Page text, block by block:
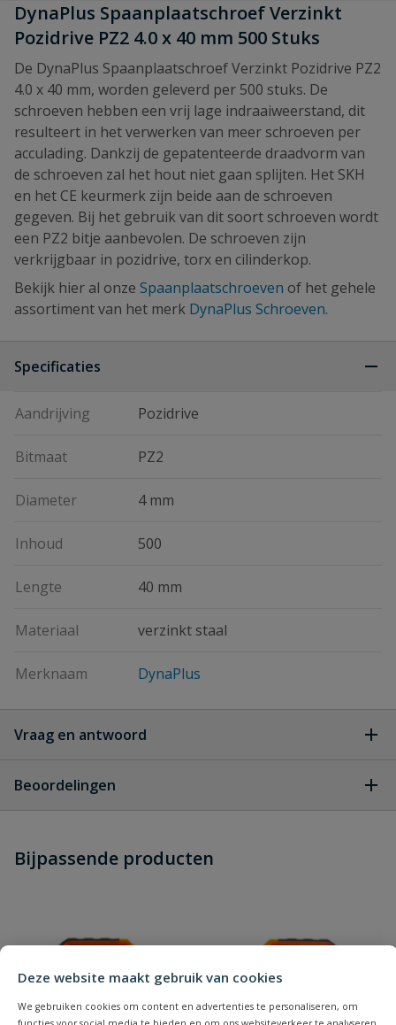
Deze website maakt gebruik van cookies
We gebruiken cookies om content en advertenties te personaliseren, om
DynaPlus Spaanplaatschroef Verzinkt
Pozidrive PZ2 4.0 x 40 mm 500 Stuks
De DynaPlus Spaanplaatschroef Verzinkt Pozidrive PZ2
4.0 x 40 mm, worden geleverd per 500 stuks. De
schroeven hebben een vrij lage indraaiweerstand, dit
resulteert in het verwerken van meer schroeven per
acculading. Dankzij de gepatenteerde draadvorm van
de schroeven zal het hout niet gaan splijten. Het SKH
en het CE keurmerk zijn beide aan de schroeven
gegeven. Bij het gebruik van dit soort schroeven wordt
een PZ2 bitje aanbevolen. De schroeven zijn
verkrijgbaar in pozidrive, torx en cilinderkop.
Bekijk hier al onze Spaanplaatschroeven of het gehele
assortiment van het merk DynaPlus Schroeven.
Specificaties
Aandrijving Pozidrive
Bitmaat PZ2
Diameter 4 mm
Inhoud 500
Lengte 40 mm
Materiaal verzinkt staal
Merknaam DynaPlus
Vraag en antwoord
dit product?
Beoordelingen
Schrijf zelf een beoordeling
Bijpassende producten